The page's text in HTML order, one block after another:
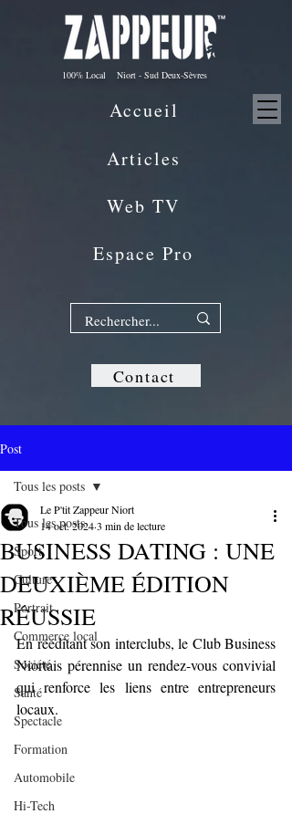
100% Local Niort - Sud Deux-Sèvres
Contact
Articles
Web TV
Espace Pro
Accueil
Post
Tous les posts
Sport
Culture
Portrait
Commerce local
Société
Santé
Spectacle
Formation
Automobile
Hi-Tech
Tous les posts
BUSINESS DATING : UNE
DEUXIÈME ÉDITION
RÉUSSIE
Le P'tit Zappeur Niort
14 oct. 20243 min de lecture
En rééditant son interclubs, le Club Business
Niortais pérennise un rendez-vous convivial
qui renforce les liens entre entrepreneurs
locaux.